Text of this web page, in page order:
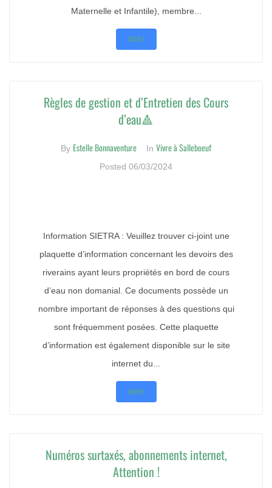
Maternelle et Infantile), membre...
MORE
Règles de gestion et d’Entretien des Cours
d’eau🔺
By Estelle Bonnaventure In Vivre à Salleboeuf
Posted 06/03/2024
Information SIETRA : Veuillez trouver ci-joint une
plaquette d’information concernant les devoirs des
riverains ayant leurs propriétés en bord de cours
d’eau non domanial. Ce documents possède un
nombre important de réponses à des questions qui
sont fréquemment posées. Cette plaquette
d’information est également disponible sur le site
internet du...
MORE
Numéros surtaxés, abonnements internet,
Attention !